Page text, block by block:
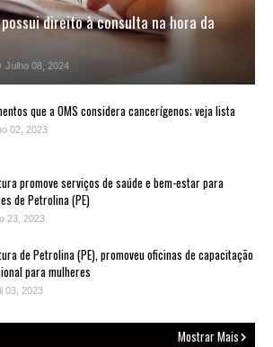
possui direito à consulta na hora da
Julho 08, 2024
que a OMS considera cancerígenos; veja lista
02, 2023
promove serviços de saúde e bem-estar para
de Petrolina (PE)
23, 2023
de Petrolina (PE), promoveu oficinas de capacitação
para mulheres
03, 2023
Mostrar Mais